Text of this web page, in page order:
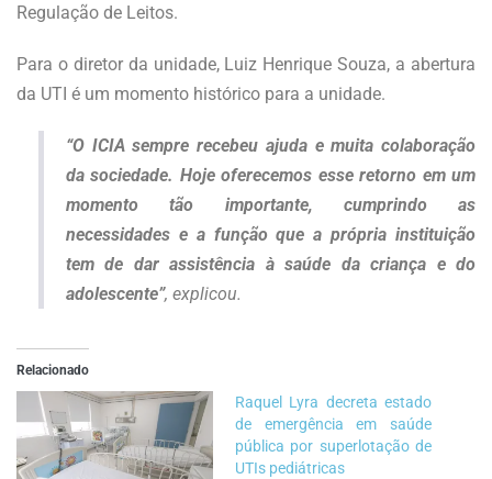
Regulação de Leitos.
Para o diretor da unidade, Luiz Henrique Souza, a abertura
da UTI é um momento histórico para a unidade.
“O ICIA sempre recebeu ajuda e muita colaboração
da sociedade. Hoje oferecemos esse retorno em um
momento tão importante, cumprindo as
necessidades e a função que a própria instituição
tem de dar assistência à saúde da criança e do
adolescente”, explicou.
Relacionado
Raquel Lyra decreta estado
de emergência em saúde
pública por superlotação de
UTIs pediátricas